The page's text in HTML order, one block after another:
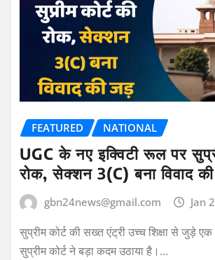
FEATURED NATIONAL
UGC के नए इक्विटी रूल पर
रोक, सेक्शन 3(C) बना विवाद
gbn24news@gmail.com Jan
सुप्रीम कोर्ट की सख्त एंट्री उच्च शिक्षा से जुड़े
सुप्रीम कोर्ट ने बड़ा कदम उठाया है।…